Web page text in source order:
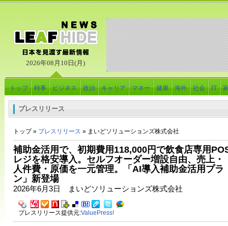
2026年08月10日(月)
トップ 時事 ビジネス 政治 キャリア マネー 健康 海外 社会 IT
プレスリリース
トップ » プレスリリース » まいどソリューションズ株式会社
補助金活用で、初期費用118,000円で飲食店専用
レジを格安導入。セルフオーダー増設自由、売上・
人件費・原価を一元管理。「AI導入補助金活用プラ
ン」新登場
2026年6月3日 まいどソリューションズ株式会社
プレスリリース提供元:ValuePress!